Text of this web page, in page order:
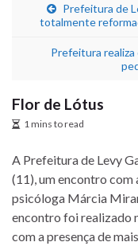
Prefeitura de
totalmente
Prefeitura
Flor de Lótus
1 mins to read
A Prefeitura de Levy
(11), um encontro com
psicóloga Márcia
encontro foi realizado
com a presença de